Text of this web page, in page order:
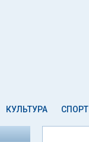
КУЛЬТУРА СПОРТ